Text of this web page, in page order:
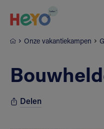
Onze vakantiekampen
Delen